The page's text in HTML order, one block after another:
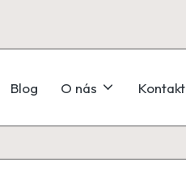
Blog O nás Kontakt